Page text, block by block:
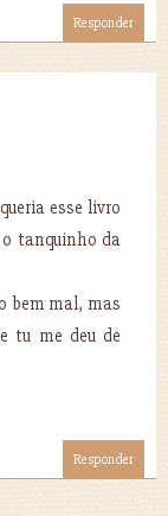
Responder
esse livro
tanquinho da
bem mal, mas
tu me deu de
Responder